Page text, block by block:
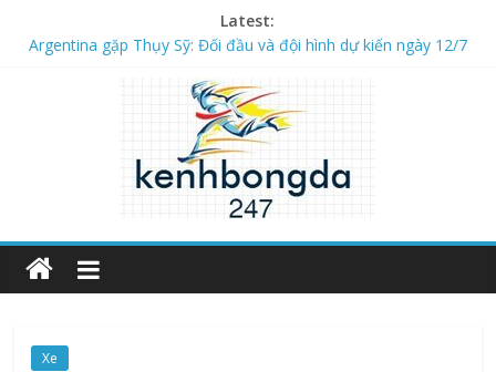
Latest:
Argentina gặp Thụy Sỹ: Đối đầu và đội hình dự kiến ngày 12/7
Số liệu trận đấu Virtus gặp Dila Gori 2h ngày 17/7
Danh sách cầu thủ Mỹ nổi tiếng và xuất sắc nhất
Số liệu trận đấu Navbahor gặp FK AGMK 22h ngày 17/7
Xe